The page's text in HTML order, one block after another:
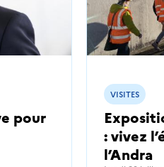
pour
: vivez
l’Andra
VISITES